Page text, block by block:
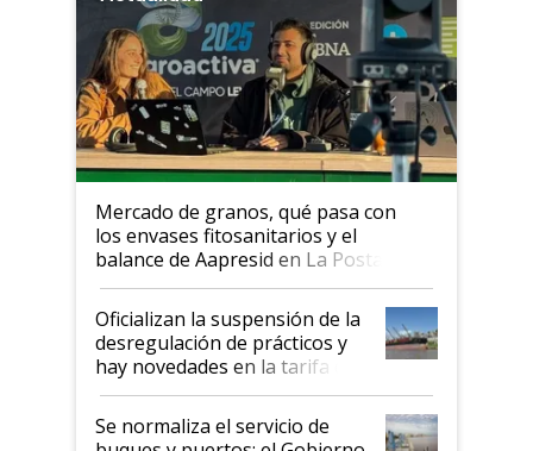
Mercado de granos, qué pasa con
los envases fitosanitarios y el
balance de Aapresid en La Posta
Oficializan la suspensión de la
desregulación de prácticos y
hay novedades en la tarifa de
la hidrovía
Se normaliza el servicio de